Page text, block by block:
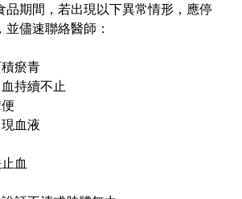
品期間，若出現以下異常情形，應停
並儘速聯絡醫師：
瘀青
持續不止
血液
血